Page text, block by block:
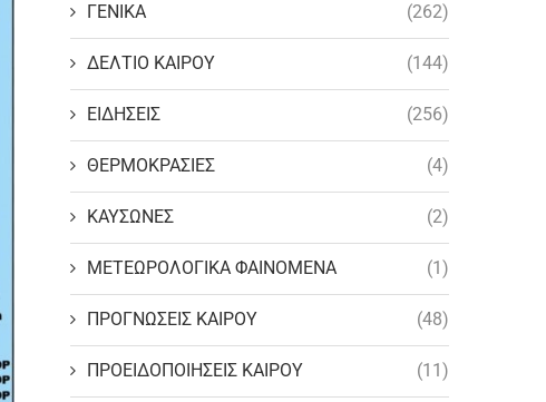
ΓΕΝΙΚΑ (262)
ΔΕΛΤΙΟ ΚΑΙΡΟΥ (144)
ΕΙΔΗΣΕΙΣ (256)
ΘΕΡΜΟΚΡΑΣΙΕΣ (4)
ΚΑΥΣΩΝΕΣ (2)
ΜΕΤΕΩΡΟΛΟΓΙΚΑ ΦΑΙΝΟΜΕΝΑ (1)
ΠΡΟΓΝΩΣΕΙΣ ΚΑΙΡΟΥ (48)
ΠΡΟΕΙΔΟΠΟΙΗΣΕΙΣ ΚΑΙΡΟΥ (11)